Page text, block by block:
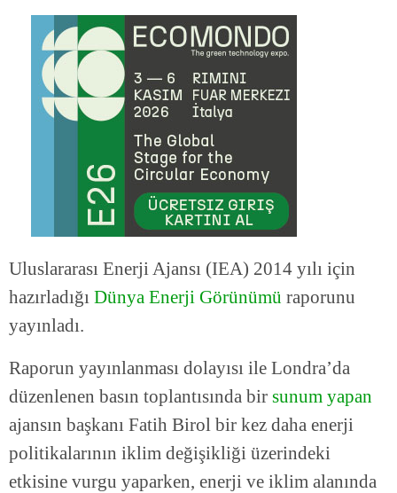
Uluslararası Enerji Ajansı (IEA) 2014 yılı için
hazırladığı Dünya Enerji Görünümü raporunu
yayınladı.
Raporun yayınlanması dolayısı ile Londra’da
düzenlenen basın toplantısında bir sunum yapan
ajansın başkanı Fatih Birol bir kez daha enerji
politikalarının iklim değişikliği üzerindeki
etkisine vurgu yaparken, enerji ve iklim alanında